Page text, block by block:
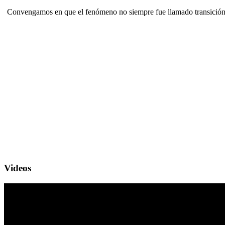
Convengamos en que el fenómeno no siempre fue llamado
Videos